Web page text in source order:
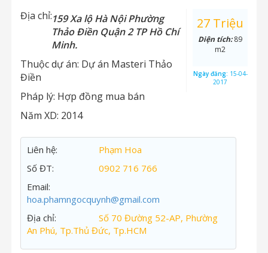
Địa chỉ:159 Xa lộ Hà Nội Phường
Thảo Điền Quận 2 TP Hồ Chí
Minh.
Thuộc dự án: Dự án Masteri Thảo
Điền
Pháp lý: Hợp đồng mua bán
Năm XD: 2014
27 Triệu
Diện tích:89
m2
Ngày đăng: 15-04-
2017
Liên hệ:
Phạm Hoa
Số ĐT:
0902 716 766
Email:
hoa.phamngocquynh@gmail.com
Địa chỉ:
Số 70 Đường 52-AP, Phường
An Phú, Tp.Thủ Đức, Tp.HCM